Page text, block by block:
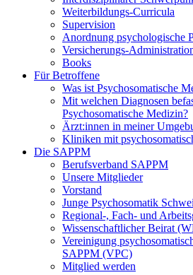
Weiterbildungs-Curricula
Supervision
Anordnung psychologische
Versicherungs-
Books
Für Betroffene
Was ist Psychosomatische
Mit welchen Diagnosen
Psychosomatische Medizin?
Ärzt:innen in meiner
Kliniken mit
Die SAPPM
Berufsverband SAPPM
Unsere Mitglieder
Vorstand
Junge Psychosomatik
Regional-, Fach- und
Wissenschaftlicher Beirat
Vereinigung
SAPPM (VPC)
Mitglied werden